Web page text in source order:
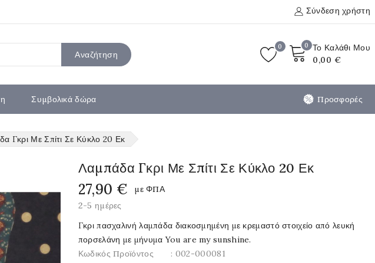
Σύνδεση χρήστη
0 Το Καλάθι Μου
0,00 €
Αναζήτηση
0
Συμβολικά δώρα Προσφορές
Γκρι Με Σπίτι Σε Κύκλο 20 Εκ
Λαμπάδα Γκρι Με Σπίτι Σε Κύκλο 20 Εκ
27,90 €
με ΦΠΑ
2-5 ημέρες
Γκρι πασχαλινή λαμπάδα διακοσμημένη με κρεμαστό στοιχείο από λευκή
πορσελάνη με μήνυμα You are my sunshine.
Κωδικός Προϊόντος
: 002-000081